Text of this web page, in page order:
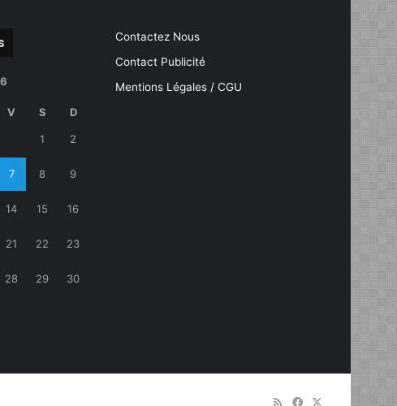
V S D
1 2
7 8 9
14 15 16
21 22 23
28 29 30
Contactez Nous
Contact Publicité
Mentions Légales / CGU
RSSFacebook